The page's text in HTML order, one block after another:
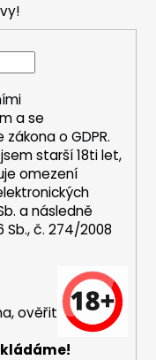
a se
zákona oGDPR.
jsem starší 18ti let,
omezení
a následně
Sb., č. 274/2008
ověřit